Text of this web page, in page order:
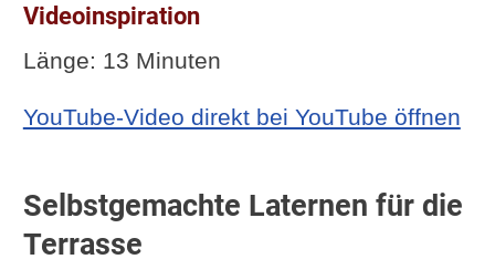
Videoinspiration
Länge: 13 Minuten
YouTube-Video direkt bei YouTube öffnen
Selbstgemachte Laternen für die
Terrasse